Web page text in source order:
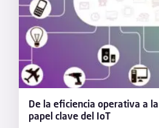
De la eficiencia operativa a
papel clave del IoT